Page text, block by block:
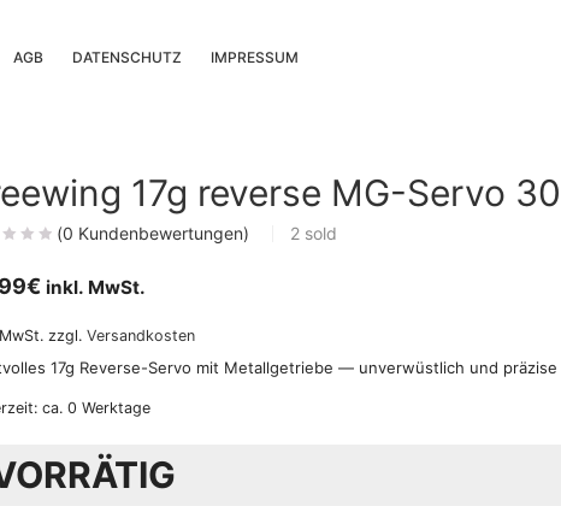
AGB DATENSCHUTZ IMPRESSUM
17g reverse MG-Servo
(0 Kundenbewertungen) 2 sold
€ inkl. MwSt.
zzgl. Versandkosten
17g Reverse-Servo mit Metallgetriebe — unverwüstlich und
ca. 0 Werktage